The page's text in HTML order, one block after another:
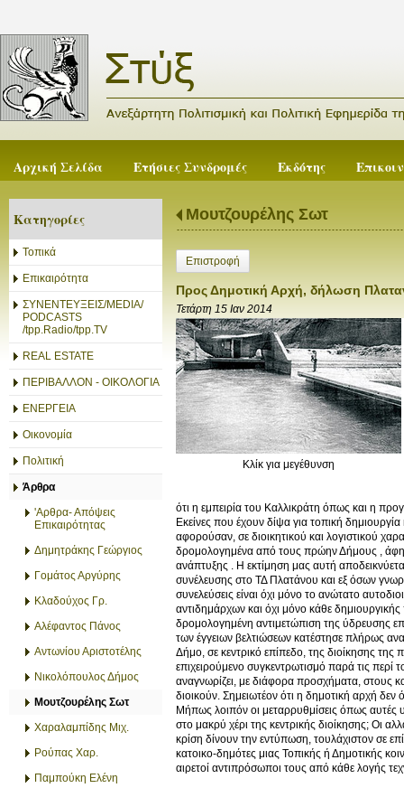
Αρχική Σελίδα Ετήσιες Συνδρομές Εκδότης
Κατηγορίες
Τοπικά
Επικαιρότητα
ΣΥΝΕΝΤΕΥΞΕΙΣ/MEDIA/
PODCASTS
/tpp.Radio/tpp.TV
REAL ESTATE
ΠΕΡΙΒΑΛΛΟΝ - ΟΙΚΟΛΟΓΙΑ
ΕΝΕΡΓΕΙΑ
Οικονομία
Πολιτική
Άρθρα
'Αρθρα- Απόψεις
Επικαιρότητας
Δημητράκης Γεώργιος
Γομάτος Αργύρης
Κλαδούχος Γρ.
Αλέφαντος Πάνος
Αντωνίου Αριστοτέλης
Νικολόπουλος Δήμος
Μουτζουρέλης Σωτ
Χαραλαμπίδης Μιχ.
Ρούπας Χαρ.
Παμπούκη Ελένη
Μουτζουρέλης Σωτ
Επιστροφή
Προς Δημοτική Αρχή, δήλωση
Τετάρτη 15 Ιαν 2014
Κλίκ για μεγέθυνση
ότι η εμπειρία του Καλλικράτη όπως και η
Εκείνες που έχουν δίψα για τοπική
αφορούσαν, σε διοικητικού και λογιστικού
δρομολογημένα από τους πρώην Δήμους ,
ανάπτυξης . Η εκτίμηση μας αυτή
συνέλευσης στο ΤΔ Πλατάνου και εξ όσων
συνελεύσεις είναι όχι μόνο το ανώτατο
αντιδημάρχων και όχι μόνο κάθε
δρομολογημένη αντιμετώπιση της ύδρευσης
των έγγειων βελτιώσεων κατέστησε πλήρως
Δήμο, σε κεντρικό επίπεδο, της διοίκησης
επιχειρούμενο συγκεντρωτισμό παρά τις περί
αναγνωρίζει, με διάφορα προσχήματα, στους
διοικούν. Σημειωτέον ότι η δημοτική αρχή δεν
Μήπως λοιπόν οι μεταρρυθμίσεις όπως αυτές
στο μακρύ χέρι της κεντρικής διοίκησης; Οι
κρίση δίνουν την εντύπωση, τουλάχιστον σε
κατοικο-δημότες μιας Τοπικής ή Δημοτικής
αιρετοί αντιπρόσωποι τους από κάθε λογής